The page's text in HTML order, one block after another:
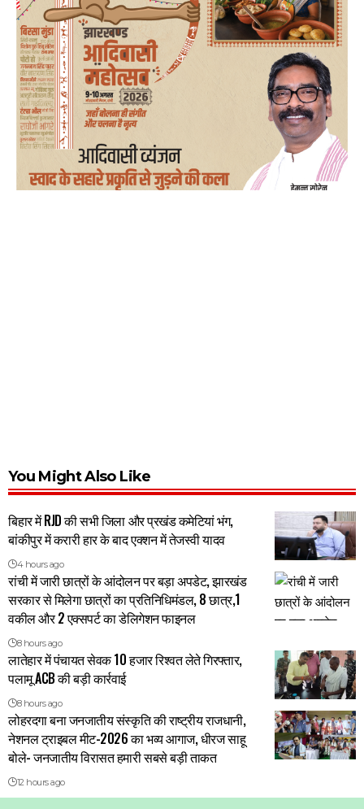
You Might Also Like
बिहार में RJD की सभी जिला और प्रखंड कमेटियां भंग,
बांकीपुर में करारी हार के बाद एक्शन में तेजस्वी यादव
4 hours ago
रांची में जारी छात्रों के आंदोलन पर बड़ा अपडेट, झारखंड
सरकार से मिलेगा छात्रों का प्रतिनिधिमंडल, 8 छात्र,1
वकील और 2 एक्सपर्ट का डेलिगेशन फाइनल
8 hours ago
लातेहार में पंचायत सेवक 10 हजार रिश्वत लेते गिरफ्तार,
पलामू ACB की बड़ी कार्रवाई
8 hours ago
लोहरदगा बना जनजातीय संस्कृति की राष्ट्रीय राजधानी,
नेशनल ट्राइबल मीट-2026 का भव्य आगाज, धीरज साहू
बोले- जनजातीय विरासत हमारी सबसे बड़ी ताकत
12 hours ago